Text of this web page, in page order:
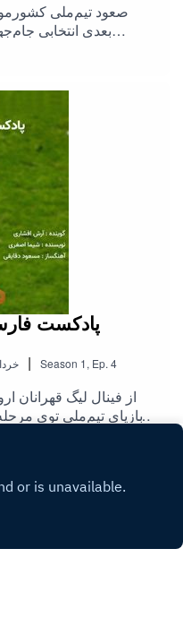
صعود تیم‌ملی
بعدی انتخابی
۱۴۰۰ خرداد ۱۵, | Season 1, Ep. 4
از فینال لیگ قهرانان